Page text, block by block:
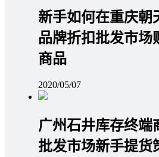
新手如何在重庆朝
品牌折扣批发市场
商品
2020/05/07
广州石井库存终端
批发市场新手提货